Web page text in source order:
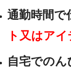
通勤時間で
ト又はア
自宅での